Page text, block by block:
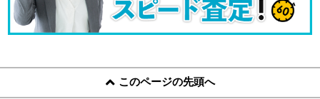
このページの先頭へ